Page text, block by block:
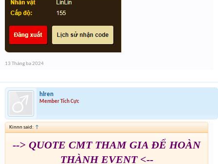
13 Tháng ba 2024
hlren
Member Tích Cực
Kinnn said: ↑
--> QUOTE CMT THAM GIA ĐỂ HOÀN
THÀNH EVENT <--